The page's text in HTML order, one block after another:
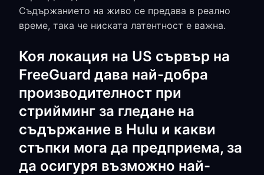
Съдържанието на живо се предава в реално
време, така че ниската латентност е важна.
Коя локация на US сървър на
FreeGuard дава най-добра
производителност при
стрийминг за гледане на
съдържание в Hulu и какви
стъпки мога да предприема, за
да осигуря възможно най-